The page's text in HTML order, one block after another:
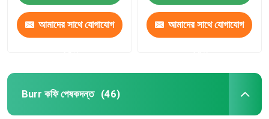
আমাদের সাথে যোগাযোগ আমাদের সাথে যোগাযোগ
Burr কফি পেষকদন্ত (46)